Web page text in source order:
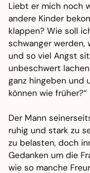
Liebt er mich noch
andere Kinder
klappen? Wie soll
schwanger werden,
und so viel Angst
unbeschwert
ganz hingeben und
können wie früher?“
Der Mann
ruhig und stark zu
zu belasten, doch
Gedanken um die
wie so manche